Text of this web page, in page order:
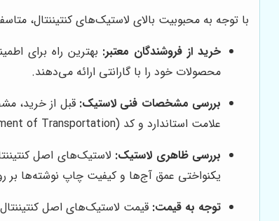
با توجه به محبوبیت بالای لاستیک‌های کنتیننتال،
خرید از فروشندگان معتبر: بهترین راه برای
محصولات خود را با گارانتی ارائه می‌دهند.
بررسی مشخصات فنی لاستیک: قبل از خرید،
علامت استاندارد و کد DOT (Department of Transportation) که بر روی دیواره لاستیک حک شده است، توجه کنید.
بررسی ظاهری لاستیک: لاستیک‌های اصل
یکنواختی عمق آج‌ها و کیفیت چاپ نوشته‌ها بر
توجه به قیمت: قیمت لاستیک‌های اصل